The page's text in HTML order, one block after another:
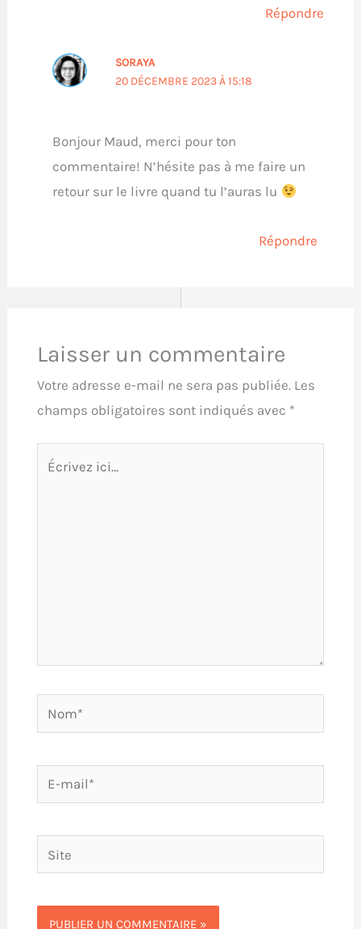
Répondre
SORAYA
20 DÉCEMBRE 2023 À 15:18
Bonjour Maud, merci pour ton
commentaire! N’hésite pas à me faire un
retour sur le livre quand tu l’auras lu
Répondre
Laisser un commentaire
Votre adresse e-mail ne sera pas publiée. Les
champs obligatoires sont indiqués avec *
Écrivez
Nom*
E-
mail*
Site